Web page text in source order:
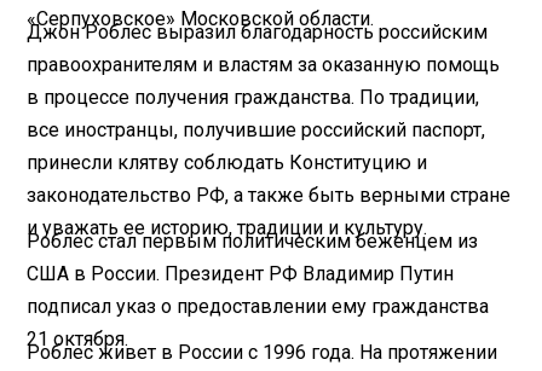
«Серпуховское» Московской области.
Джон Роблес выразил благодарность российским
правоохранителям и властям за оказанную помощь
в процессе получения гражданства. По традиции,
все иностранцы, получившие российский паспорт,
принесли клятву соблюдать Конституцию и
законодательство РФ, а также быть верными стране
и уважать ее историю, традиции и культуру.
Роблес стал первым политическим беженцем из
США в России. Президент РФ Владимир Путин
подписал указ о предоставлении ему гражданства
21 октября.
Роблес живет в России с 1996 года. На протяжении